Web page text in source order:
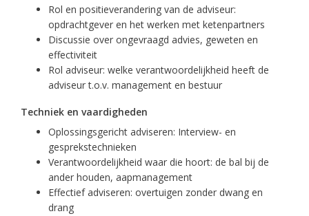
Rol en positieverandering van de adviseur:
opdrachtgever en het werken met ketenpartners
Discussie over ongevraagd advies, geweten en
effectiviteit
Rol adviseur: welke verantwoordelijkheid heeft de
adviseur t.o.v. management en bestuur
Techniek en vaardigheden
Oplossingsgericht adviseren: Interview- en
gesprekstechnieken
Verantwoordelijkheid waar die hoort: de bal bij de
ander houden, aapmanagement
Effectief adviseren: overtuigen zonder dwang en
drang